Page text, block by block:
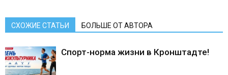
СХОЖИЕ СТАТЬИ БОЛЬШЕ ОТ АВТОРА
Спорт-норма жизни в Кронштадте!